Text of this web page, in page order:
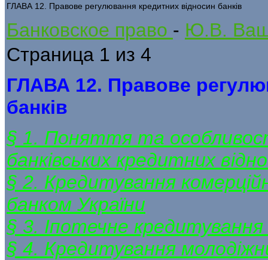
ГЛАВА 12. Правове регулювання кредитних відносин банків
Банковское право - Ю.В.
Страница 1 из 4
ГЛАВА 12. Правове
банків
§ 1. Поняття та
банківських кредитних
§ 2. Кредитування
банком України
§ 3. Іпотечне кредитування
§ 4. Кредитування